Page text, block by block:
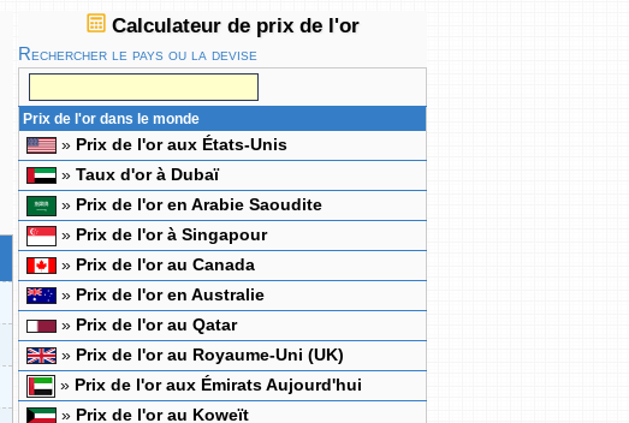
Calculateur de prix de l'or
Rechercher le pays ou la devise
Prix de l'or dans le monde
» Prix de l'or aux États-Unis
» Taux d'or à Dubaï
» Prix de l'or en Arabie Saoudite
» Prix de l'or à Singapour
» Prix de l'or au Canada
» Prix de l'or en Australie
» Prix de l'or au Qatar
» Prix de l'or au Royaume-Uni (UK)
» Prix de l'or aux Émirats Aujourd'hui
» Prix de l'or au Koweït